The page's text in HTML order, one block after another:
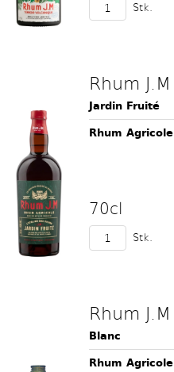
Stk.
Rhum J.M
Jardin Fruité
Rhum Agricole
70cl
Stk.
Rhum J.M
Blanc
Rhum Agricole